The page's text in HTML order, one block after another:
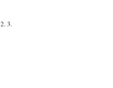
3.